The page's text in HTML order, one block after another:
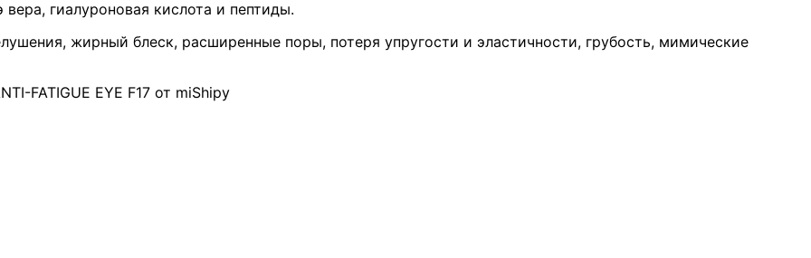
гиалуроновая кислота и пептиды.
жирный блеск, расширенные поры, потеря упругости и эластичности, грубость, мимические
FATIGUE EYE F17 от miShipy